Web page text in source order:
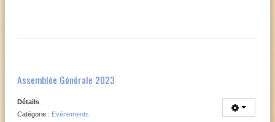
Assemblée Générale 2023
Détails
Catégorie : Evénements